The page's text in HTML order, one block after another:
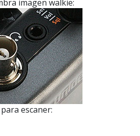
imagen walkie:
escaner: